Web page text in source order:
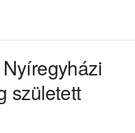
született